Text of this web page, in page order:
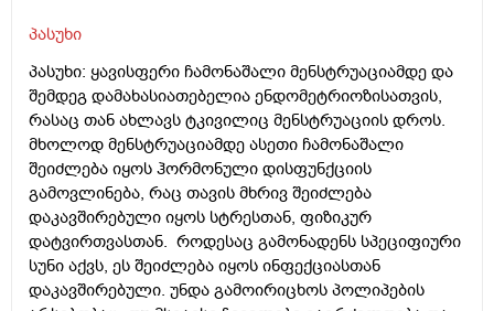
პასუხი
პასუხი: ყავისფერი ჩამონაშალი მენსტრუაციამდე და
შემდეგ დამახასიათებელია ენდომეტრიოზისათვის,
რასაც თან ახლავს ტკივილიც მენსტრუაციის დროს.
მხოლოდ მენსტრუაციამდე ასეთი ჩამონაშალი
შეიძლება იყოს ჰორმონული დისფუნქციის
გამოვლინება, რაც თავის მხრივ შეიძლება
დაკავშირებული იყოს სტრესთან, ფიზიკურ
დატვირთვასთან. როდესაც გამონადენს სპეციფიური
სუნი აქვს, ეს შეიძლება იყოს ინფექციასთან
დაკავშირებული. უნდა გამოირიცხოს პოლიპების